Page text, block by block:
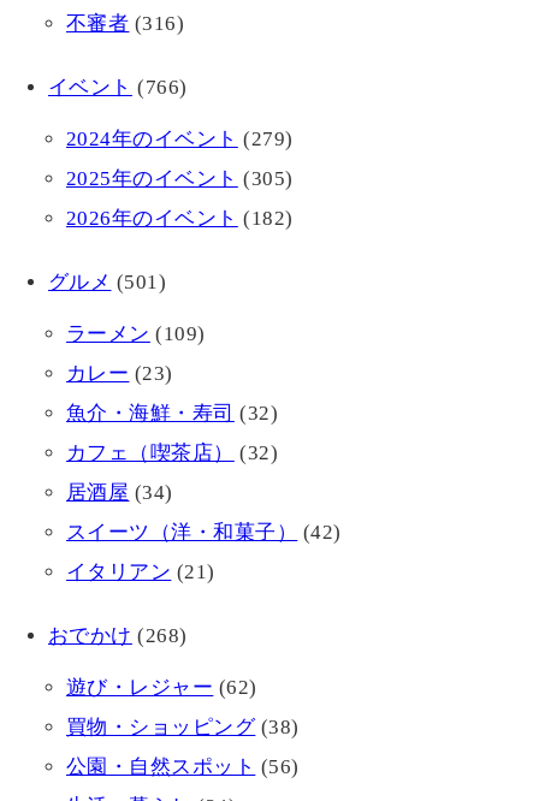
不審者 (316)
イベント (766)
2024年のイベント (279)
2025年のイベント (305)
2026年のイベント (182)
グルメ (501)
ラーメン (109)
カレー (23)
魚介・海鮮・寿司 (32)
カフェ（喫茶店）
(32)
居酒屋 (34)
スイーツ（洋・和菓子）
(42)
イタリアン (21)
おでかけ (268)
遊び・レジャー (62)
買物・ショッピング(38)
公園・自然スポット (56)